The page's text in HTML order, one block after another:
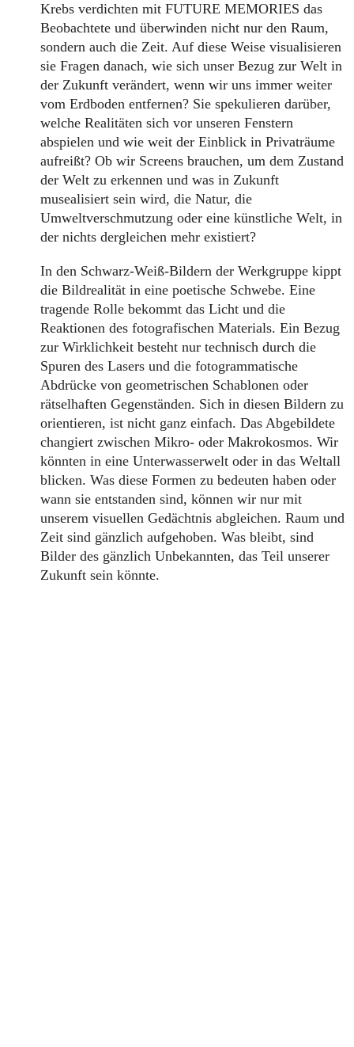
Krebs verdichten mit FUTURE MEMORIES das
Beobachtete und überwinden nicht nur den Raum,
sondern auch die Zeit. Auf diese Weise visualisieren
sie Fragen danach, wie sich unser Bezug zur Welt in
der Zukunft verändert, wenn wir uns immer weiter
vom Erdboden entfernen? Sie spekulieren darüber,
welche Realitäten sich vor unseren Fenstern
abspielen und wie weit der Einblick in Privaträume
aufreißt? Ob wir Screens brauchen, um dem Zustand
der Welt zu erkennen und was in Zukunft
musealisiert sein wird, die Natur, die
Umweltverschmutzung oder eine künstliche Welt, in
der nichts dergleichen mehr existiert?
In den Schwarz-Weiß-Bildern der Werkgruppe kippt
die Bildrealität in eine poetische Schwebe. Eine
tragende Rolle bekommt das Licht und die
Reaktionen des fotografischen Materials. Ein Bezug
zur Wirklichkeit besteht nur technisch durch die
Spuren des Lasers und die fotogrammatische
Abdrücke von geometrischen Schablonen oder
rätselhaften Gegenständen. Sich in diesen Bildern zu
orientieren, ist nicht ganz einfach. Das Abgebildete
changiert zwischen Mikro- oder Makrokosmos. Wir
könnten in eine Unterwasserwelt oder in das Weltall
blicken. Was diese Formen zu bedeuten haben oder
wann sie entstanden sind, können wir nur mit
unserem visuellen Gedächtnis abgleichen. Raum und
Zeit sind gänzlich aufgehoben. Was bleibt, sind
Bilder des gänzlich Unbekannten, das Teil unserer
Zukunft sein könnte.